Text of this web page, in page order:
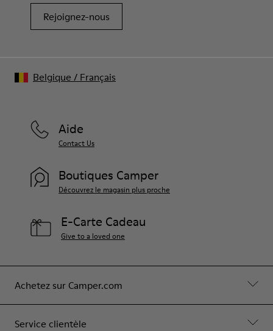
Rejoignez-nous
Achetez sur Camper.com
Service clientèle
Aide
Contact Us
Boutiques Camper
Découvrez le magasin plus proche
E-Carte Cadeau
Give to a loved one
Belgique / Français